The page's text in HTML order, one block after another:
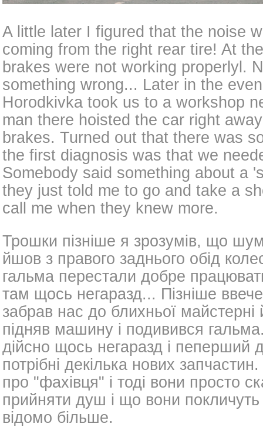
A little later I figured that the noise
coming from the right rear tire! At
brakes were not working properlyl.
something wrong... Later in the
Horodkivka took us to a workshop
man there hoisted the car right
brakes. Turned out that there was
the first diagnosis was that we
Somebody said something about a
they just told me to go and take a
call me when they knew more.
Трошки пізніше я зрозумів, що
йшов з правого заднього обід
гальма перестали добре
там щось негаразд... Пізніше
забрав нас до блихньої майстерні
підняв машину і подивився
дійсно щось негаразд і пеперший
потрібні декілька нових
про "фахівця" і тоді вони просто
прийняти душ і що вони
відомо більше.